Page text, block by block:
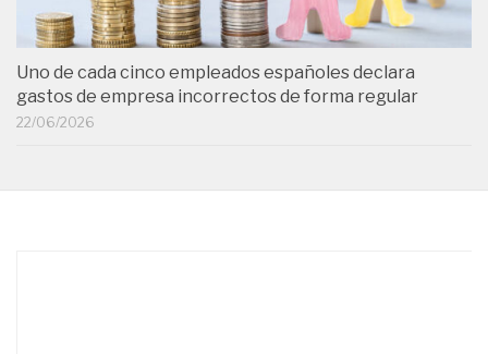
Uno de cada cinco empleados españoles declara
gastos de empresa incorrectos de forma regular
22/06/2026